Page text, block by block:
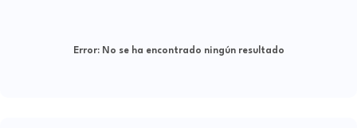
Error:No se ha encontrado ningún resultado